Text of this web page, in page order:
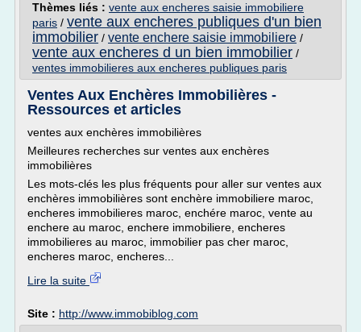
Thèmes liés : vente aux encheres saisie immobiliere
paris / vente aux encheres publiques d'un bien
immobilier / vente enchere saisie immobiliere /
vente aux encheres d un bien immobilier /
ventes immobilieres aux encheres publiques paris
Ventes Aux Enchères Immobilières -
Ressources et articles
ventes aux enchères immobilières
Meilleures recherches sur ventes aux enchères
immobilières
Les mots-clés les plus fréquents pour aller sur ventes aux
enchères immobilières sont enchère immobiliere maroc,
encheres immobilieres maroc, enchére maroc, vente au
enchere au maroc, enchere immobiliere, encheres
immobilieres au maroc, immobilier pas cher maroc,
encheres maroc, encheres...
Lire la suite
Site : http://www.immobiblog.com